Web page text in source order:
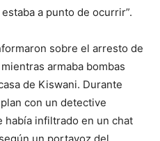
a punto de ocurrir”.
sobre el arresto de
armaba bombas
de Kiswani. Durante
con un detective
había infiltrado en un chat